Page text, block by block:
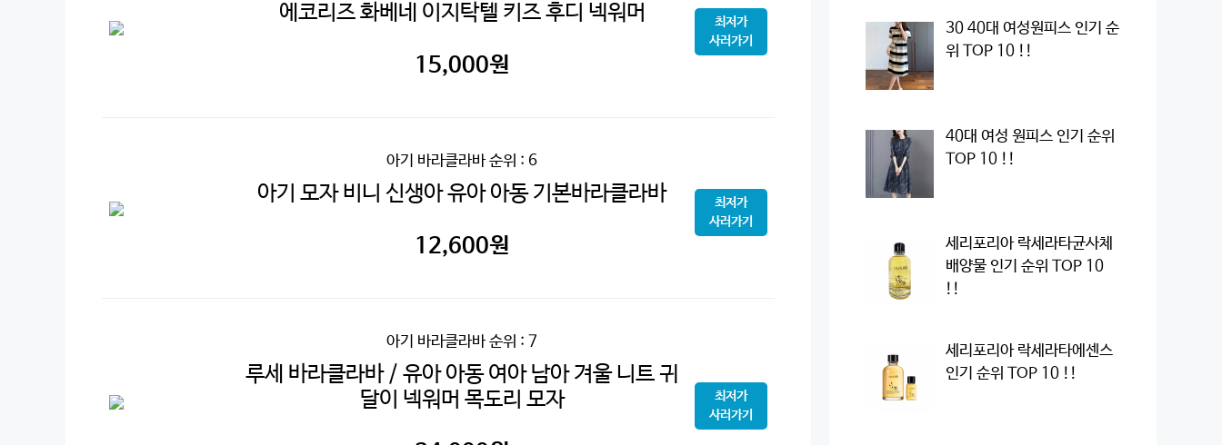
에코리즈 화베네 이지탁텔 키즈 후디 넥워머
15,000원
최저가
사러가기
아기 바라클라바순위 : 6
아기 모자 비니 신생아 유아 아동 기본바라클라바
12,600원
최저가
사러가기
아기 바라클라바순위 : 7
루세 바라클라바 / 유아 아동 여아 남아 겨울 니트 귀
달이 넥워머 목도리 모자
최저가
사러가기
30 40대 여성원피스 인기 순
위 TOP 10 !!
40대 여성 원피스 인기 순위
TOP 10 !!
세리포리아 락세라타균사체
배양물 인기 순위 TOP 10
!!
세리포리아 락세라타에센스
인기 순위 TOP 10 !!